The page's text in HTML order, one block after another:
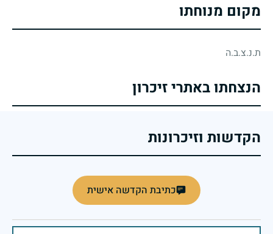
מקום מנוחתו
ת.נ.צ.ב.ה
הנצחתו באתרי זיכרון
הקדשות וזיכרונות
כתיבת הקדשה אישית